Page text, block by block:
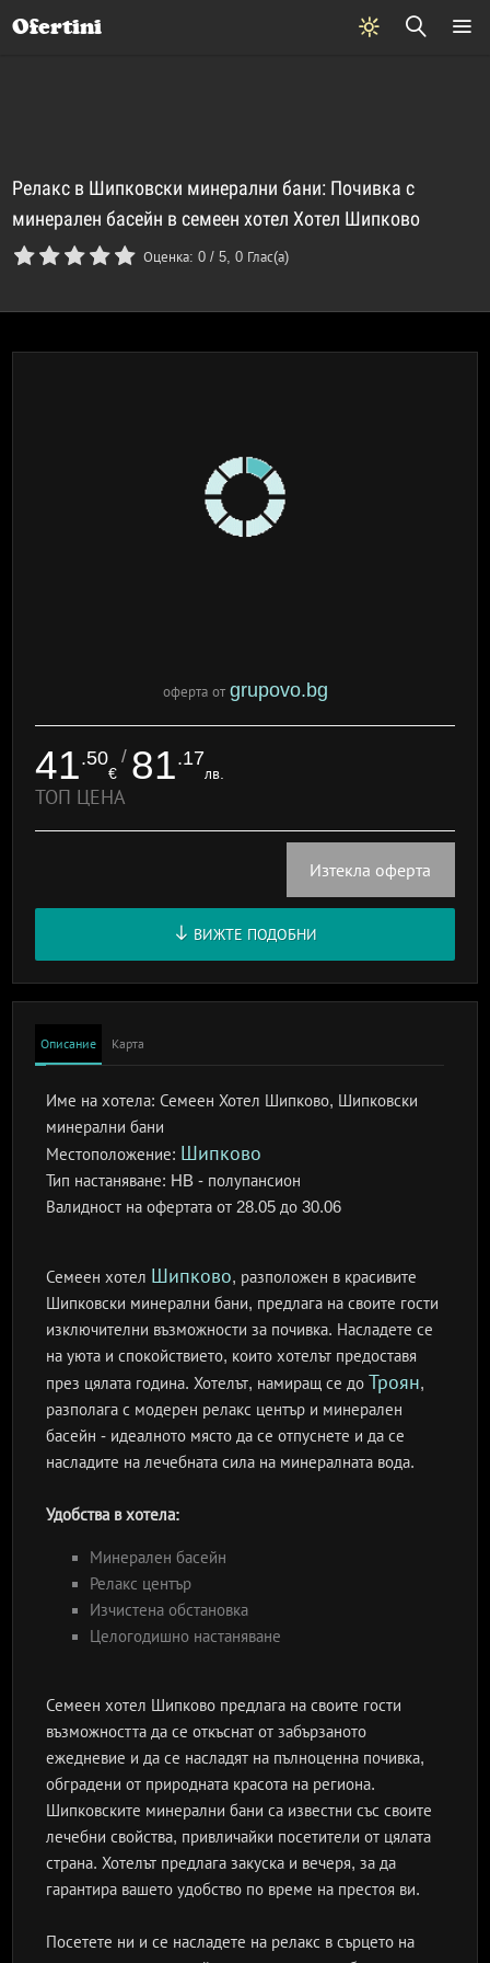
Ofertini
Релакс в Шипковски минерални бани: Почивка с
минерален басейн в семеен хотел Хотел Шипково
Оценка:0 /5,0 Глас(а)
оферта от grupovo.bg
41.50
€
/ 81.17
лв.
ТОП ЦЕНА
Изтекла оферта
ВИЖТЕ ПОДОБНИ
Описание Карта
Име на хотела:Семеен Хотел Шипково, Шипковски
минерални бани
Местоположение: Шипково
Тип настаняване: HB - полупансион
Валидност на офертатаот 28.05 до 30.06
Семеен хотел Шипково, разположен в красивите
Шипковски минерални бани, предлага на своите гости
изключителни възможности за почивка. Насладете се
на уюта и спокойствието, които хотелът предоставя
през цялата година. Хотелът, намиращ се до Троян,
разполага с модерен релакс център и минерален
басейн - идеалното място да се отпуснете и да се
насладите на лечебната сила на минералната вода.
Удобства в хотела:
Минерален басейн
Релакс център
Изчистена обстановка
Целогодишно настаняване
Семеен хотел Шипково предлага на своите гости
възможността да се откъснат от забързаното
ежедневие и да се насладят на пълноценна почивка,
обградени от природната красота на региона.
Шипковските минерални бани са известни със своите
лечебни свойства, привличайки посетители от цялата
страна. Хотелът предлага закуска и вечеря, за да
гарантира вашето удобство по време на престоя ви.
Посетете ни и се насладете на релакс в сърцето на